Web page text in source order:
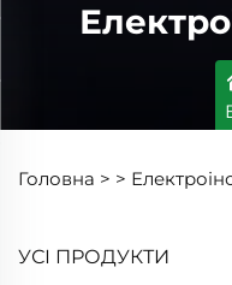
Головна > >
УСІ ПРОДУКТИ